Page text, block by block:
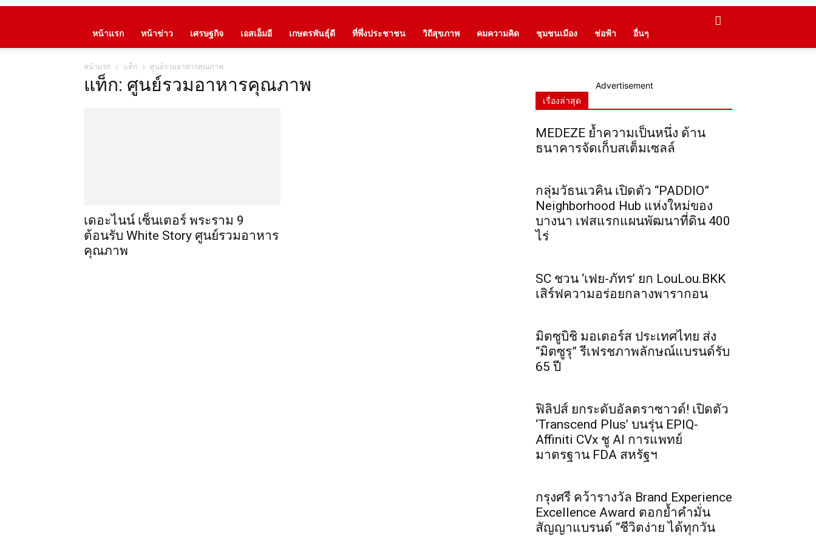
หน้าแรก หน้าข่าว เศรษฐกิจ เอสเอ็มอี เกษตรพันธุ์ดี ที่พึ่งประชาชน วิถีสุขภาพ คมความคิด ชุมชนเมือง ช่อฟ้า อื่นๆ
หน้าแรก แท็ก ศูนย์รวมอาหารคุณภาพ
แท็ก: ศูนย์รวมอาหารคุณภาพ
เดอะไนน์ เซ็นเตอร์ พระราม 9
ต้อนรับ White Story ศูนย์รวมอาหาร
คุณภาพ
Advertisement
เรื่องล่าสุด
MEDEZE ย้ำความเป็นหนึ่ง ด้าน
ธนาคารจัดเก็บสเต็มเซลล์
กลุ่มวัธนเวคิน เปิดตัว “PADDIO”
Neighborhood Hub แห่งใหม่ของ
บางนา เฟสแรกแผนพัฒนาที่ดิน 400
ไร่
SC ชวน ‘เฟย-ภัทร’ ยก LouLou.BKK
เสิร์ฟความอร่อยกลางพารากอน
มิตซูบิชิ มอเตอร์ส ประเทศไทย ส่ง
“มิตซูรุ” รีเฟรชภาพลักษณ์แบรนด์รับ
65 ปี
ฟิลิปส์ ยกระดับอัลตราซาวด์! เปิดตัว
‘Transcend Plus’ บนรุ่น EPIQ-
Affiniti CVx ชู AI การแพทย์
มาตรฐาน FDA สหรัฐฯ
กรุงศรี คว้ารางวัล Brand Experience
Excellence Award ตอกย้ำคำมั่น
สัญญาแบรนด์ “ชีวิตง่าย ได้ทุกวัน